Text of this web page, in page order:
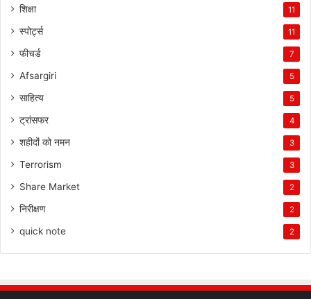
शिक्षा 11
स्पोर्ट्स 11
फीचर्ड 7
Afsargiri 5
साहित्य 5
ट्रांसफर 4
शहीदों को नमन 3
Terrorism 3
Share Market 2
निरीक्षण 2
quick note 2